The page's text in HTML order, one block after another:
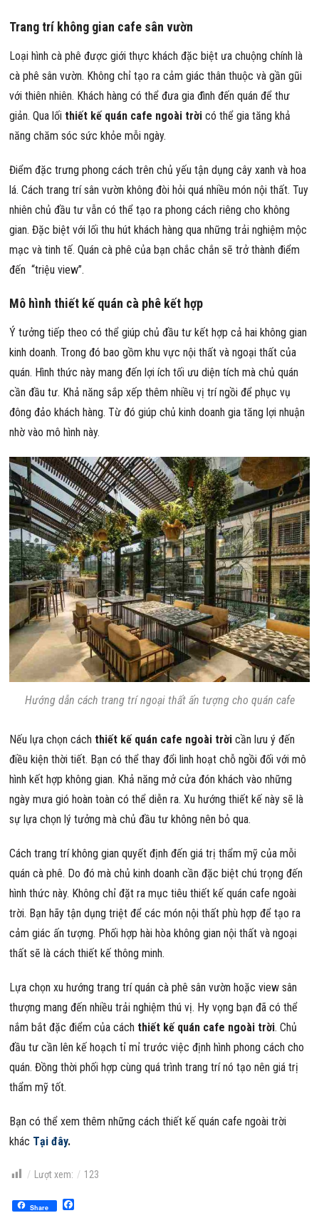
Trang trí không gian cafe sân vườn
Loại hình cà phê được giới thực khách đặc biệt ưa chuộng chính là
cà phê sân vườn. Không chỉ tạo ra cảm giác thân thuộc và gần gũi
với thiên nhiên. Khách hàng có thể đưa gia đình đến quán để thư
giản. Qua lối thiết kế quán cafe ngoài trờicó thể gia tăng khả
năng chăm sóc sức khỏe mỗi ngày.
Điểm đặc trưng phong cách trên chủ yếu tận dụng cây xanh và hoa
lá. Cách trang trí sân vườn không đòi hỏi quá nhiều món nội thất. Tuy
nhiên chủ đầu tư vẫn có thể tạo ra phong cách riêng cho không
gian. Đặc biệt với lối thu hút khách hàng qua những trải nghiệm mộc
mạc và tinh tế. Quán cà phê của bạn chắc chắn sẽ trở thành điểm
đến “triệu view”.
Mô hình thiết kế quán cà phê kết hợp
Ý tưởng tiếp theo có thể giúp chủ đầu tư kết hợp cả hai không gian
kinh doanh. Trong đó bao gồm khu vực nội thất và ngoại thất của
quán. Hình thức này mang đến lợi ích tối ưu diện tích mà chủ quán
cần đầu tư. Khả năng sắp xếp thêm nhiều vị trí ngồi để phục vụ
đông đảo khách hàng. Từ đó giúp chủ kinh doanh gia tăng lợi nhuận
nhờ vào mô hình này.
Hướng dẫn cách trang trí ngoại thất ấn tượng cho quán cafe
Nếu lựa chọn cách thiết kế quán cafe ngoài trờicần lưu ý đến
điều kiện thời tiết. Bạn có thể thay đổi linh hoạt chỗ ngồi đối với mô
hình kết hợp không gian. Khả năng mở cửa đón khách vào những
ngày mưa gió hoàn toàn có thể diễn ra. Xu hướng thiết kế này sẽ là
sự lựa chọn lý tưởng mà chủ đầu tư không nên bỏ qua.
Cách trang trí không gian quyết định đến giá trị thẩm mỹ của mỗi
quán cà phê. Do đó mà chủ kinh doanh cần đặc biệt chú trọng đến
hình thức này. Không chỉ đặt ra mục tiêu thiết kế quán cafe ngoài
trời. Bạn hãy tận dụng triệt để các món nội thất phù hợp để tạo ra
cảm giác ấn tượng. Phối hợp hài hòa không gian nội thất và ngoại
thất sẽ là cách thiết kế thông minh.
Lựa chọn xu hướng trang trí quán cà phê sân vườn hoặc view sân
thượng mang đến nhiều trải nghiệm thú vị. Hy vọng bạn đã có thể
nắm bắt đặc điểm của cách thiết kế quán cafe ngoài trời. Chủ
đầu tư cần lên kế hoạch tỉ mỉ trước việc định hình phong cách cho
quán. Đồng thời phối hợp cùng quá trình trang trí nó tạo nên giá trị
thẩm mỹ tốt.
Bạn có thể xem thêm những cách thiết kế quán cafe ngoài trời
khác Tại đây.
Lượt xem: 123
Share